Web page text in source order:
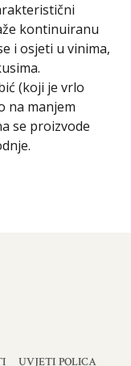
kontinuiranu
i osjeti u vinima,
(koji je vrlo
na manjem
se proizvode
UVJETI POLICA